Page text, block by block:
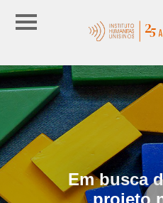
Em busca
projeto